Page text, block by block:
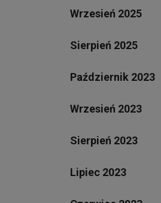
Wrzesień 2025
Sierpień 2025
Październik 2023
Wrzesień 2023
Sierpień 2023
Lipiec 2023